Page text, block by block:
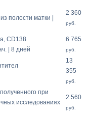
полости матки |
2 360
руб.
СD138
| 8 дней
6 765
руб.
13
355
руб.
при
исследованиях
2 560
руб.